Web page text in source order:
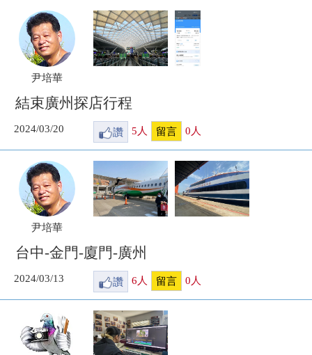
尹培華
結束廣州探店行程
2024/03/20 讚 5 人 留言 0 人
尹培華
台中-金門-廈門-廣州
2024/03/13 讚 6 人 留言 0 人